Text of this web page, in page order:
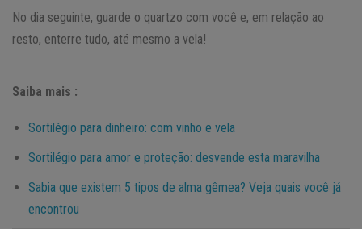
No dia seguinte, guarde o quartzo com você e, em relação ao
resto, enterre tudo, até mesmo a vela!
Saiba mais :
Sortilégio para dinheiro: com vinho e vela
Sortilégio para amor e proteção: desvende esta maravilha
Sabia que existem 5 tipos de alma gêmea? Veja quais você já
encontrou